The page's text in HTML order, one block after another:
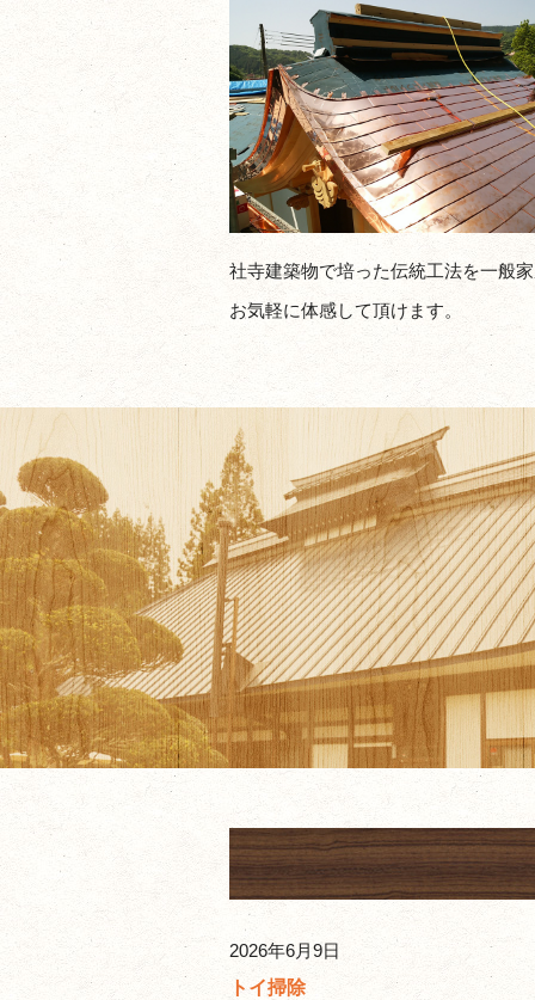
社寺建築物で培った伝統工法を一般
お気軽に体感して頂けます。
2026年6月9日
トイ掃除